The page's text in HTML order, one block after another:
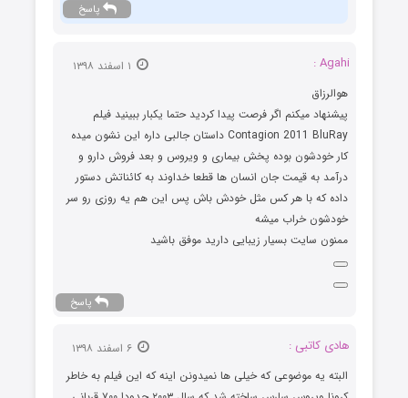
پاسخ
Agahi :
هوالرزاق
پیشنهاد میکنم اگر فرصت پیدا کردید حتما یکبار ببینید فیلم
Contagion 2011 BluRay داستان جالبی داره این نشون میده
کار خودشون بوده پخش بیماری و ویروس و بعد فروش دارو و
درآمد به قیمت جان انسان ها قطعا خداوند به کائناتش دستور
داده که با هر کس مثل خودش باش پس این هم یه روزی رو سر
خودشون خراب میشه
ممنون سایت بسیار زیبایی دارید موفق باشید
پاسخ
هادی کاتبی :
البته یه موضوعی که خیلی ها نمیدونن اینه که این فیلم به خاطر